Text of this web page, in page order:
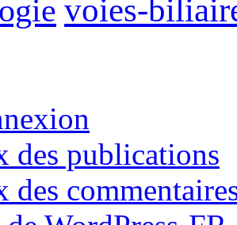
voies-
des publications
des